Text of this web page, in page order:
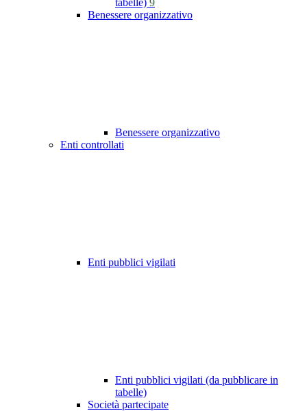
tabelle) 9
Benessere organizzativo
Benessere organizzativo
Enti controllati
Enti pubblici vigilati
Enti pubblici vigilati (da pubblicare in
tabelle)
Società partecipate